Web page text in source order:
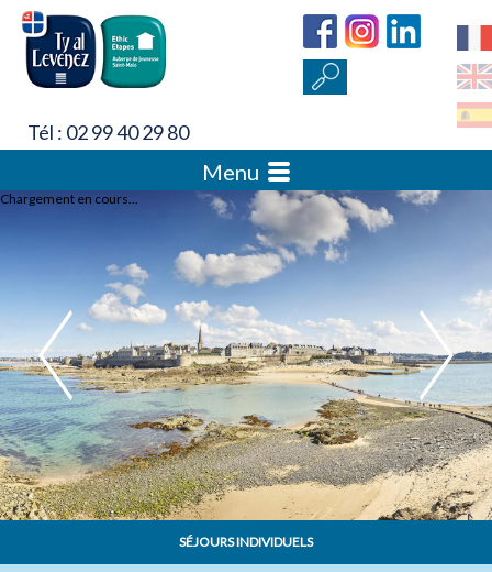
Tél : 02 99 40 29 80
Menu
Chargement en cours...
SÉJOURS INDIVIDUELS